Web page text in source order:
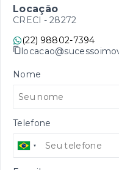
Locação
CRECI - 28272
(22) 98802-7394
Nome
Telefone